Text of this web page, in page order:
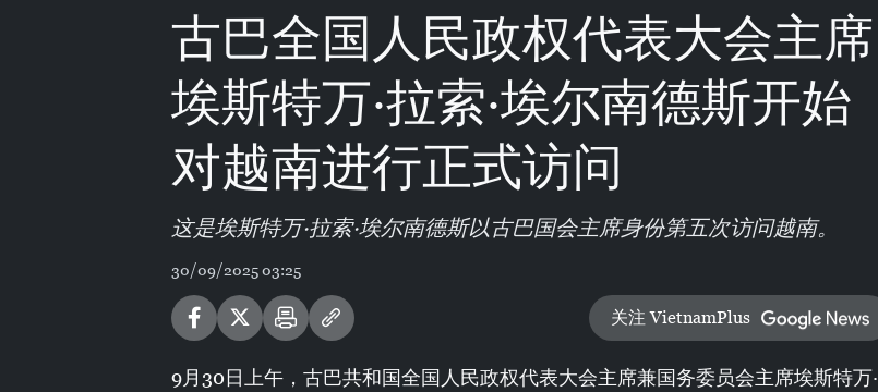
古巴全国人民政权代表大会主席
埃斯特万·拉索·埃尔南德斯开始
对越南进行正式访问
这是埃斯特万·拉索·埃尔南德斯以古巴国会主席身份第五次访问越南。
30/09/2025 03:25
关注 VietnamPlus
9月30日上午，古巴共和国全国人民政权代表大会主席兼国务委员会主席埃斯特万·